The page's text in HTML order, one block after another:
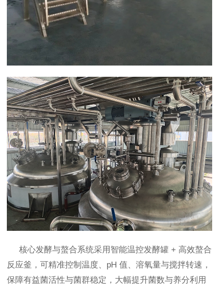
核心发酵与螯合系统采用智能温控发酵罐 + 高效螯合
反应釜，可精准控制温度、pH 值、溶氧量与搅拌转速，
保障有益菌活性与菌群稳定，大幅提升菌数与养分利用